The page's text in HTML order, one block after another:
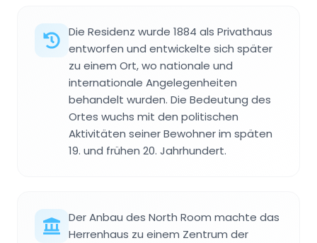
Die Residenz wurde 1884 als Privathaus
entworfen und entwickelte sich später
zu einem Ort, wo nationale und
internationale Angelegenheiten
behandelt wurden. Die Bedeutung des
Ortes wuchs mit den politischen
Aktivitäten seiner Bewohner im späten
19. und frühen 20. Jahrhundert.
Der Anbau des North Room machte das
Herrenhaus zu einem Zentrum der